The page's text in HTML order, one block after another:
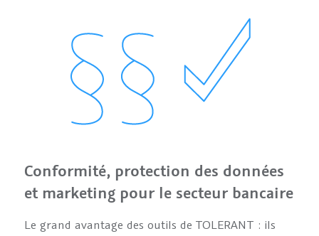
Conformité, protection des données
et marketing pour le secteur bancaire
Le grand avantage des outils de TOLERANT : ils